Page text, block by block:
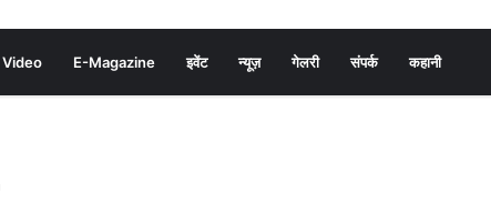
Video E-Magazine इवेंट न्यूज़ गेलरी संपर्क कहानी